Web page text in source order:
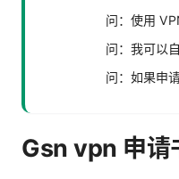
问：使用
问：我可以
问：如果申
Gsn vpn 申请